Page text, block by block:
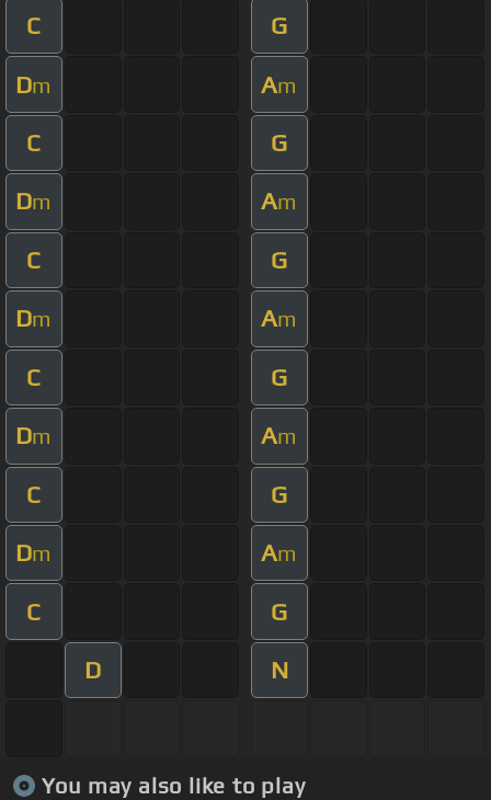
C G
Dm Am
C G
Dm Am
C G
Dm Am
C G
Dm Am
C G
Dm Am
C G
D N
You may also like to play